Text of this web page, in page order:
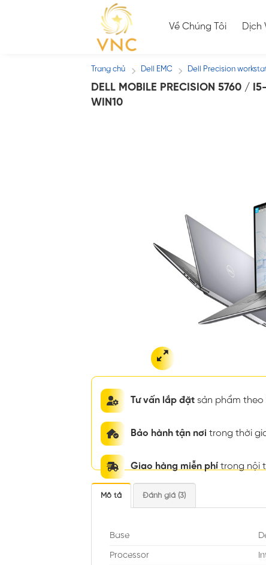
Về Chúng Tôi Dịch
Trang chủ / Dell EMC / Dell Precision
DELL MOBILE PRECISION 5760 /
WIN10
Tư vấn lắp đặt sản phẩm
Bảo hành tận nơi trong thời
Giao hàng miễn phí trong nội
Mô tả Đánh giá (3)
Base
Processor